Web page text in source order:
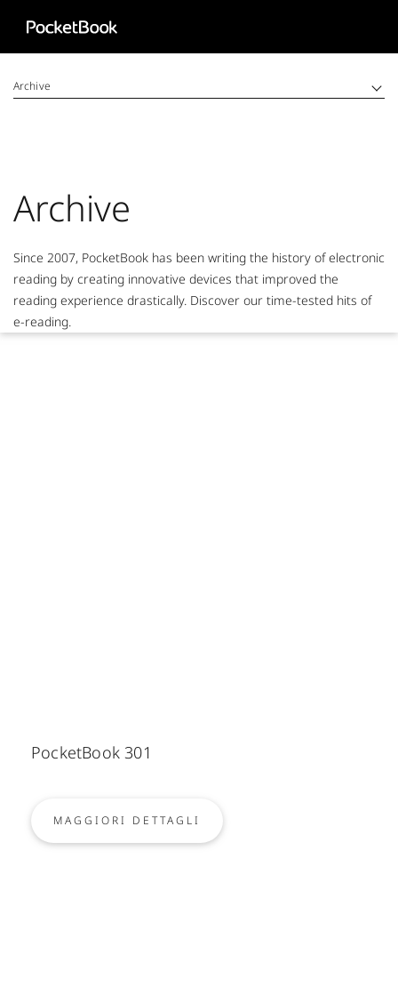
HD
Archive
Since 2007, PocketBook has been writing the history of electronic
reading by creating innovative devices that improved the
reading experience drastically. Discover our time-tested hits of
e-reading.
Archive
PocketBook 301
MAGGIORI DETTAGLI